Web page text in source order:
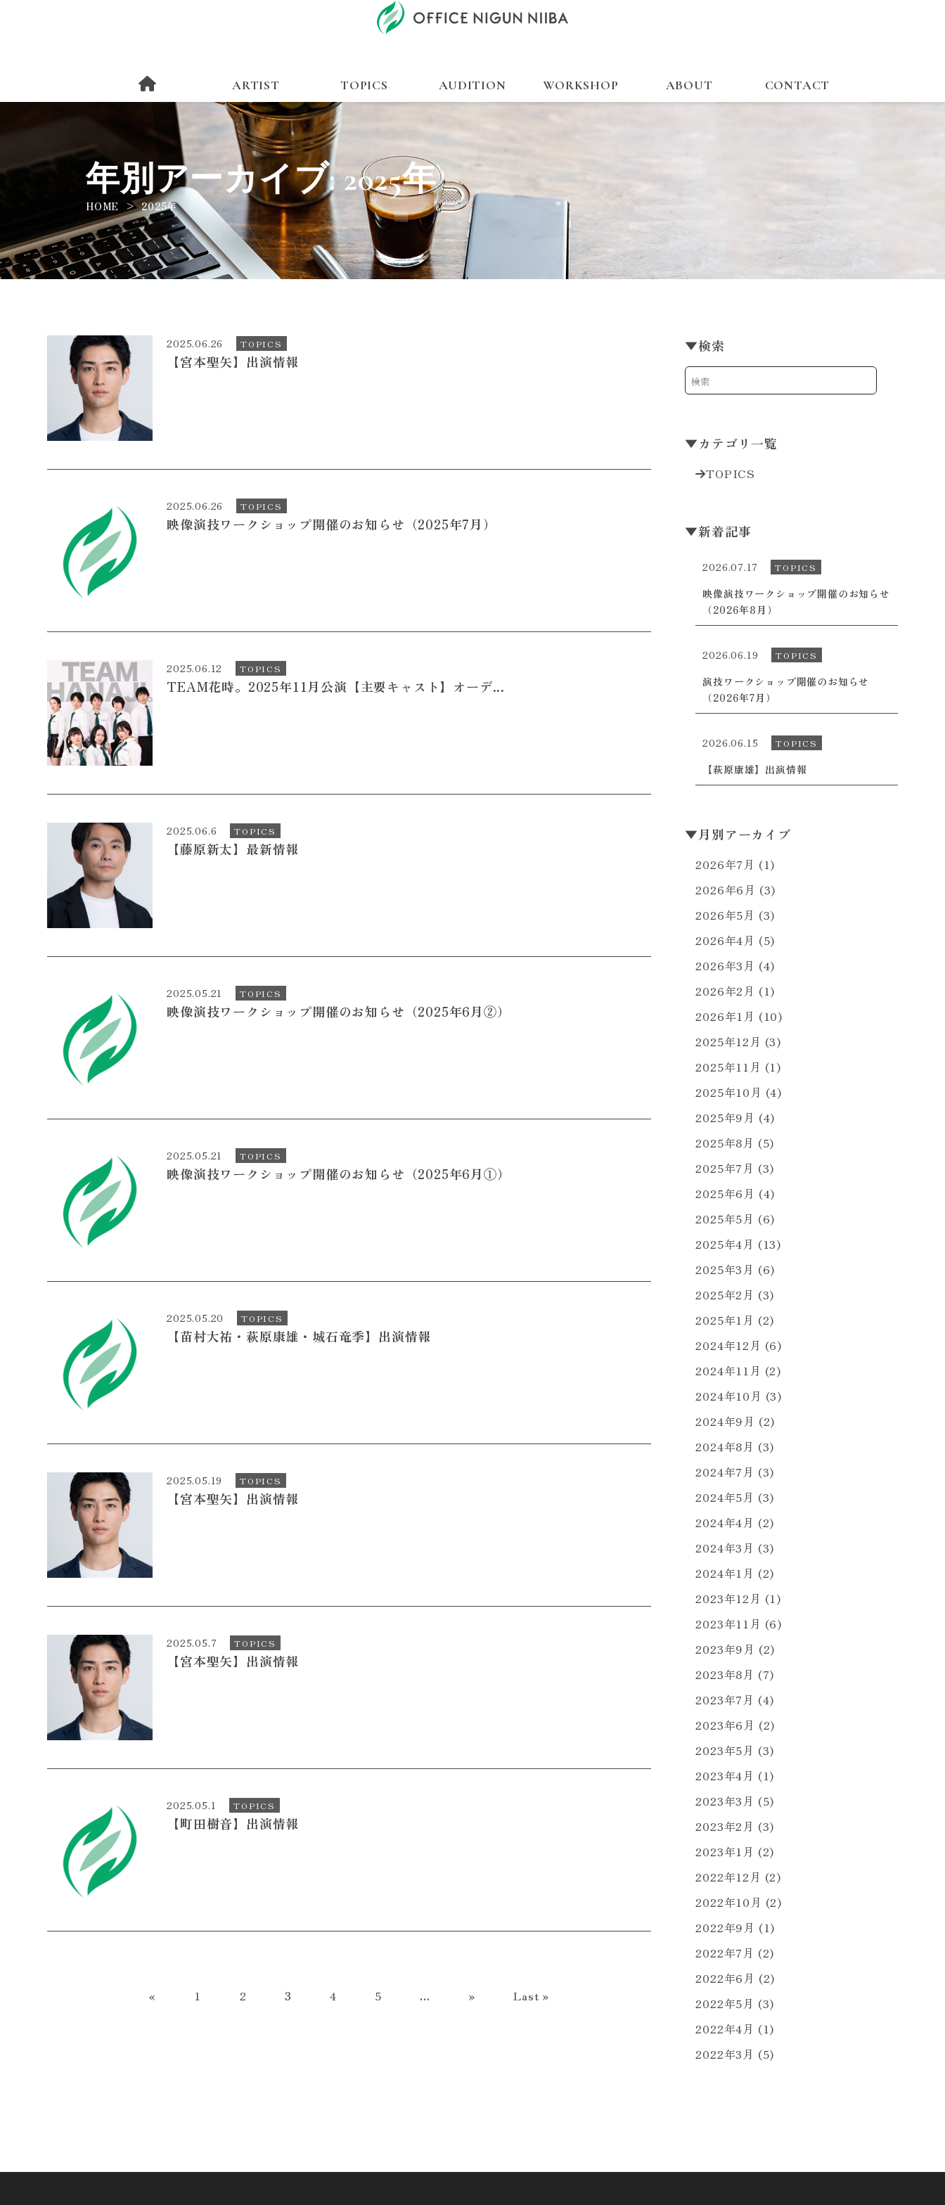
ARTIST TOPICS AUDITION WORKSHOP ABOUT CONTACT
年別アーカイブ:2025年
HOME 2025年
2025.06.26 TOPICS
【宮本聖矢】出演情報
2025.06.26 TOPICS
映像演技ワークショップ開催のお知らせ（2025年7月）
2025.06.12 TOPICS
TEAM花時。2025年11月公演【主要キャスト】オーデ...
2025.06.6 TOPICS
【藤原新太】最新情報
2025.05.21 TOPICS
映像演技ワークショップ開催のお知らせ（2025年6月②）
2025.05.21 TOPICS
映像演技ワークショップ開催のお知らせ（2025年6月①）
2025.05.20 TOPICS
【苗村大祐・萩原康雄・城石竜季】出演情報
2025.05.19 TOPICS
【宮本聖矢】出演情報
2025.05.7 TOPICS
【宮本聖矢】出演情報
2025.05.1 TOPICS
【町田樹音】出演情報
« 1 2 3 4 5 ... » Last »
▼検索
▼カテゴリ一覧
TOPICS
▼新着記事
2026.07.17 TOPICS
映像演技ワークショップ開催のお知らせ
（2026年8月）
2026.06.19 TOPICS
演技ワークショップ開催のお知らせ
（2026年7月）
2026.06.15 TOPICS
【萩原康雄】出演情報
▼月別アーカイブ
2026年7月 (1)
2026年6月 (3)
2026年5月 (3)
2026年4月 (5)
2026年3月 (4)
2026年2月 (1)
2026年1月 (10)
2025年12月 (3)
2025年11月 (1)
2025年10月 (4)
2025年9月 (4)
2025年8月 (5)
2025年7月 (3)
2025年6月 (4)
2025年5月 (6)
2025年4月 (13)
2025年3月 (6)
2025年2月 (3)
2025年1月 (2)
2024年12月 (6)
2024年11月 (2)
2024年10月 (3)
2024年9月 (2)
2024年8月 (3)
2024年7月 (3)
2024年5月 (3)
2024年4月 (2)
2024年3月 (3)
2024年1月 (2)
2023年12月 (1)
2023年11月 (6)
2023年9月 (2)
2023年8月 (7)
2023年7月 (4)
2023年6月 (2)
2023年5月 (3)
2023年4月 (1)
2023年3月 (5)
2023年2月 (3)
2023年1月 (2)
2022年12月 (2)
2022年10月 (2)
2022年9月 (1)
2022年7月 (2)
2022年6月 (2)
2022年5月 (3)
2022年4月 (1)
2022年3月 (5)